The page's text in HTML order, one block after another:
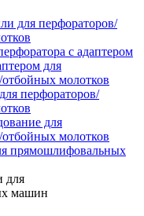
для перфораторов/
с адаптером
для
молотков
перфораторов/
для
молотков
прямошлифовальных
для
машин